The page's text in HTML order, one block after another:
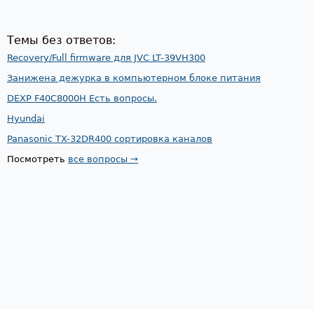
Темы без ответов:
Recovery/Full firmware для JVC LT-39VH300
Занижена дежурка в компьютерном блоке питания
DEXP F40C8000H Есть вопросы.
Hyundai
Panasonic TX-32DR400 сортировка каналов
Посмотреть все вопросы →